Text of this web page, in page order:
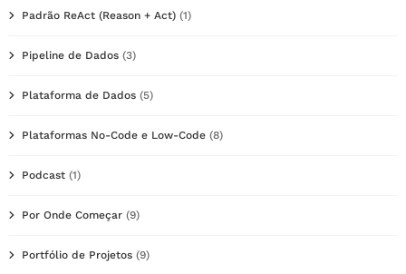
Padrão ReAct (Reason + Act) (1)
Pipeline de Dados (3)
Plataforma de Dados (5)
Plataformas No-Code e Low-Code (8)
Podcast (1)
Por Onde Começar (9)
Portfólio de Projetos (9)